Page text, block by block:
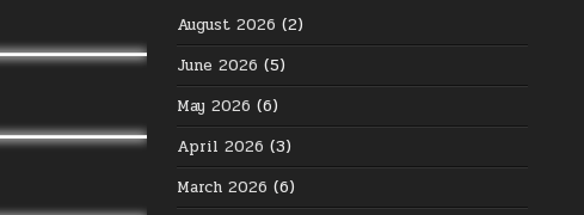
August 2026 (2)
June 2026 (5)
May 2026 (6)
April 2026 (3)
March 2026 (6)